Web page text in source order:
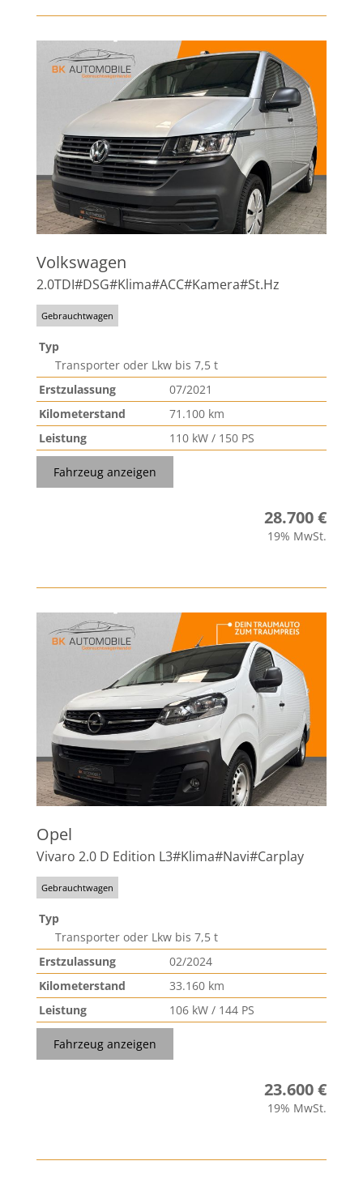
Volkswagen
2.0TDI#DSG#Klima#ACC#Kamera#St.Hz
Gebrauchtwagen
Typ
Transporter oder Lkw bis 7,5 t
Erstzulassung
07/2021
Kilometerstand
71.100 km
Leistung
110 kW / 150 PS
Fahrzeug anzeigen
28.700 €
19% MwSt.
Opel
Vivaro 2.0 D Edition L3#Klima#Navi#Carplay
Gebrauchtwagen
Typ
Transporter oder Lkw bis 7,5 t
Erstzulassung
02/2024
Kilometerstand
33.160 km
Leistung
106 kW / 144 PS
Fahrzeug anzeigen
23.600 €
19% MwSt.